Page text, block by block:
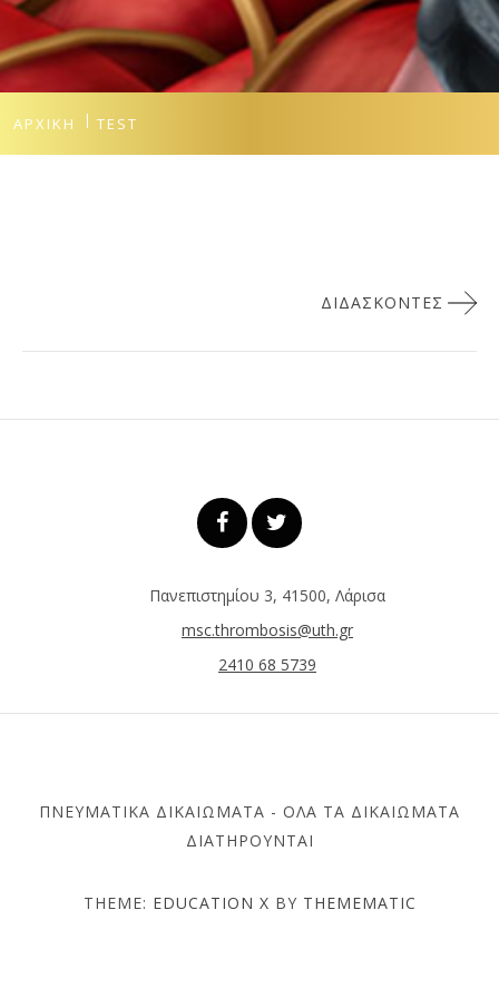
ΑΡΧΙΚΉ TEST
ΔΙΔΆΣΚΟΝΤΕΣ
Πανεπιστημίου 3, 41500, Λάρισα
msc.thrombosis@uth.gr
2410 68 5739
ΠΝΕΥΜΑΤΙΚΆ ΔΙΚΑΙΏΜΑΤΑ - ΌΛΑ ΤΑ ΔΙΚΑΙΏΜΑΤΑ
ΔΙΑΤΗΡΟΎΝΤΑΙ
THEME: EDUCATION X BY THEMEMATIC